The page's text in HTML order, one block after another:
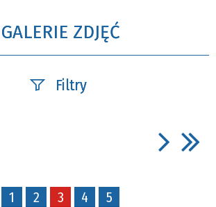
GALERIE ZDJĘĆ
Filtry
1 2 3 4 5